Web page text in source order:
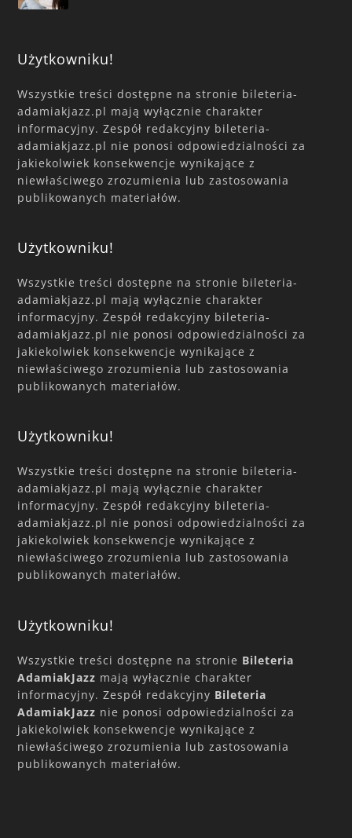
Użytkowniku!
Wszystkie treści dostępne na stronie bileteria-
adamiakjazz.pl mają wyłącznie charakter
informacyjny. Zespół redakcyjny bileteria-
adamiakjazz.pl nie ponosi odpowiedzialności za
jakiekolwiek konsekwencje wynikające z
niewłaściwego zrozumienia lub zastosowania
publikowanych materiałów.
Użytkowniku!
Wszystkie treści dostępne na stronie bileteria-
adamiakjazz.pl mają wyłącznie charakter
informacyjny. Zespół redakcyjny bileteria-
adamiakjazz.pl nie ponosi odpowiedzialności za
jakiekolwiek konsekwencje wynikające z
niewłaściwego zrozumienia lub zastosowania
publikowanych materiałów.
Użytkowniku!
Wszystkie treści dostępne na stronie bileteria-
adamiakjazz.pl mają wyłącznie charakter
informacyjny. Zespół redakcyjny bileteria-
adamiakjazz.pl nie ponosi odpowiedzialności za
jakiekolwiek konsekwencje wynikające z
niewłaściwego zrozumienia lub zastosowania
publikowanych materiałów.
Użytkowniku!
Wszystkie treści dostępne na stronie Bileteria
AdamiakJazz mają wyłącznie charakter
informacyjny. Zespół redakcyjny Bileteria
AdamiakJazz nie ponosi odpowiedzialności za
jakiekolwiek konsekwencje wynikające z
niewłaściwego zrozumienia lub zastosowania
publikowanych materiałów.